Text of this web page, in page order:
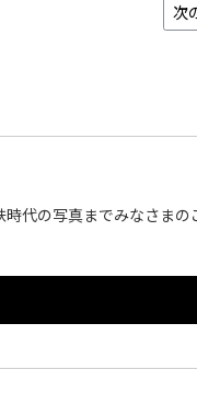
次
代の写真までみなさまの